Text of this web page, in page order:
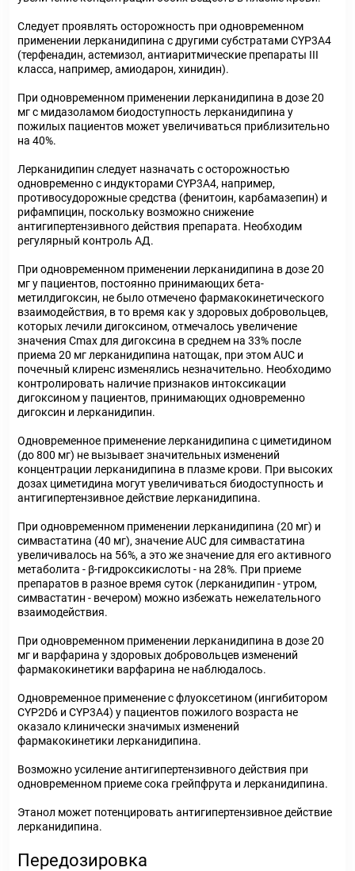
Следует проявлять осторожность при одновременном
применении лерканидипина с другими субстратами CYP3A4
(терфенадин, астемизол, антиаритмические препараты III
класса, например, амиодарон, хинидин).
При одновременном применении лерканидипина в дозе 20
мг с мидазоламом биодоступность лерканидипина у
пожилых пациентов может увеличиваться приблизительно
на 40%.
Лерканидипин следует назначать с осторожностью
одновременно с индукторами CYP3A4, например,
противосудорожные средства (фенитоин, карбамазепин) и
рифампицин, поскольку возможно снижение
антигипертензивного действия препарата. Необходим
регулярный контроль АД.
При одновременном применении лерканидипина в дозе 20
мг у пациентов, постоянно принимающих бета-
метилдигоксин, не было отмечено фармакокинетического
взаимодействия, в то время как у здоровых добровольцев,
которых лечили дигоксином, отмечалось увеличение
значения Cmax для дигоксина в среднем на 33% после
приема 20 мг лерканидипина натощак, при этом AUC и
почечный клиренс изменялись незначительно. Необходимо
контролировать наличие признаков интоксикации
дигоксином у пациентов, принимающих одновременно
дигоксин и лерканидипин.
Одновременное применение лерканидипина с циметидином
(до 800 мг) не вызывает значительных изменений
концентрации лерканидипина в плазме крови. При высоких
дозах циметидина могут увеличиваться биодоступность и
антигипертензивное действие лерканидипина.
При одновременном применении лерканидипина (20 мг) и
симвастатина (40 мг), значение AUC для симвастатина
увеличивалось на 56%, а это же значение для его активного
метаболита - β-гидроксикислоты - на 28%. При приеме
препаратов в разное время суток (лерканидипин - утром,
симвастатин - вечером) можно избежать нежелательного
взаимодействия.
При одновременном применении лерканидипина в дозе 20
мг и варфарина у здоровых добровольцев изменений
фармакокинетики варфарина не наблюдалось.
Одновременное применение с флуоксетином (ингибитором
CYP2D6 и CYP3A4) у пациентов пожилого возраста не
оказало клинически значимых изменений
фармакокинетики лерканидипина.
Возможно усиление антигипертензивного действия при
одновременном приеме сока грейпфрута и лерканидипина.
Этанол может потенцировать антигипертензивное действие
лерканидипина.
Передозировка